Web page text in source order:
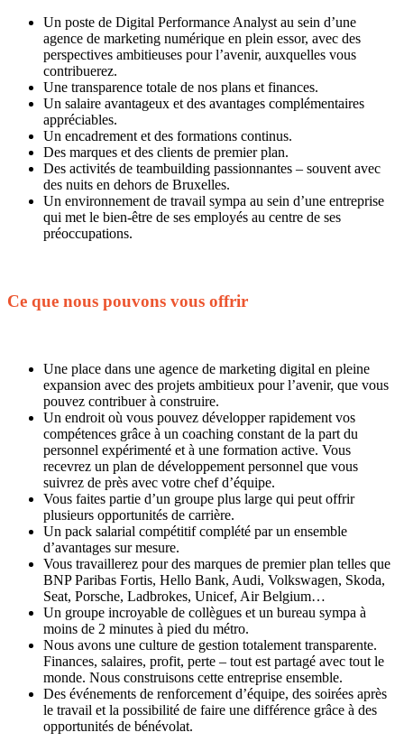
Un poste de Digital Performance Analyst au sein d’une
agence de marketing numérique en plein essor, avec des
perspectives ambitieuses pour l’avenir, auxquelles vous
contribuerez.
Une transparence totale de nos plans et finances.
Un salaire avantageux et des avantages complémentaires
appréciables.
Un encadrement et des formations continus.
Des marques et des clients de premier plan.
Des activités de teambuilding passionnantes – souvent avec
des nuits en dehors de Bruxelles.
Un environnement de travail sympa au sein d’une entreprise
qui met le bien-être de ses employés au centre de ses
préoccupations.
Ce que nous pouvons vous offrir
Une place dans une agence de marketing digital en pleine
expansion avec des projets ambitieux pour l’avenir, que vous
pouvez contribuer à construire.
Un endroit où vous pouvez développer rapidement vos
compétences grâce à un coaching constant de la part du
personnel expérimenté et à une formation active. Vous
recevrez un plan de développement personnel que vous
suivrez de près avec votre chef d’équipe.
Vous faites partie d’un groupe plus large qui peut offrir
plusieurs opportunités de carrière.
Un pack salarial compétitif complété par un ensemble
d’avantages sur mesure.
Vous travaillerez pour des marques de premier plan telles que
BNP Paribas Fortis, Hello Bank, Audi, Volkswagen, Skoda,
Seat, Porsche, Ladbrokes, Unicef, Air Belgium…
Un groupe incroyable de collègues et un bureau sympa à
moins de 2 minutes à pied du métro.
Nous avons une culture de gestion totalement transparente.
Finances, salaires, profit, perte – tout est partagé avec tout le
monde. Nous construisons cette entreprise ensemble.
Des événements de renforcement d’équipe, des soirées après
le travail et la possibilité de faire une différence grâce à des
opportunités de bénévolat.